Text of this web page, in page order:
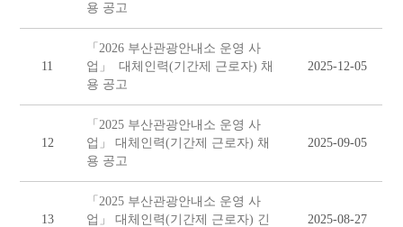
용 공고
11
「2026 부산관광안내소 운영 사
업」 대체인력(기간제 근로자) 채
용 공고
2025-12-05
12
「2025 부산관광안내소 운영 사
업」 대체인력(기간제 근로자) 채
용 공고
2025-09-05
13
「2025 부산관광안내소 운영 사
업」 대체인력(기간제 근로자) 긴
2025-08-27